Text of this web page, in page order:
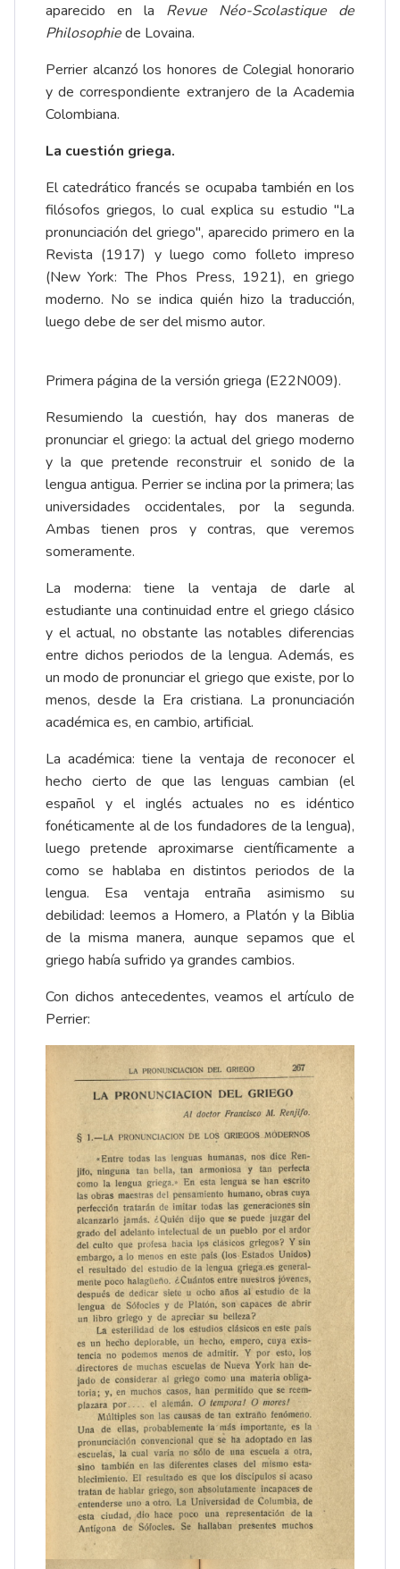
aparecido en la Revue Néo-Scolastique de
Philosophiede Lovaina.
Perrier alcanzó los honores de Colegial honorario
y de correspondiente extranjero de la Academia
Colombiana.
La cuestión griega.
El catedrático francés se ocupaba también en los
filósofos griegos, lo cual explica su estudio "La
pronunciación del griego", aparecido primero en la
Revista (1917) y luego como folleto impreso
(New York: The Phos Press, 1921), en griego
moderno. No se indica quién hizo la traducción,
luego debe de ser del mismo autor.
Primera página de la versión griega (E22N009).
Resumiendo la cuestión, hay dos maneras de
pronunciar el griego: la actual del griego moderno
y la que pretende reconstruir el sonido de la
lengua antigua. Perrier se inclina por la primera; las
universidades occidentales, por la segunda.
Ambas tienen pros y contras, que veremos
someramente.
La moderna: tiene la ventaja de darle al
estudiante una continuidad entre el griego clásico
y el actual, no obstante las notables diferencias
entre dichos periodos de la lengua. Además, es
un modo de pronunciar el griego que existe, por lo
menos, desde la Era cristiana. La pronunciación
académica es, en cambio, artificial.
La académica: tiene la ventaja de reconocer el
hecho cierto de que las lenguas cambian (el
español y el inglés actuales no es idéntico
fonéticamente al de los fundadores de la lengua),
luego pretende aproximarse científicamente a
como se hablaba en distintos periodos de la
lengua. Esa ventaja entraña asimismo su
debilidad: leemos a Homero, a Platón y la Biblia
de la misma manera, aunque sepamos que el
griego había sufrido ya grandes cambios.
Con dichos antecedentes, veamos el artículo de
Perrier: